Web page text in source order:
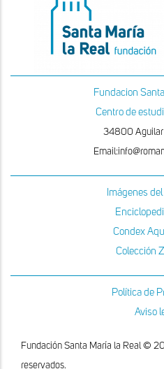
Fundacion
Centro de
34800 Aguilar
Imágenes
Condex
Colección
Política de
Aviso
Fundación Santa María la Real ©
reservados.